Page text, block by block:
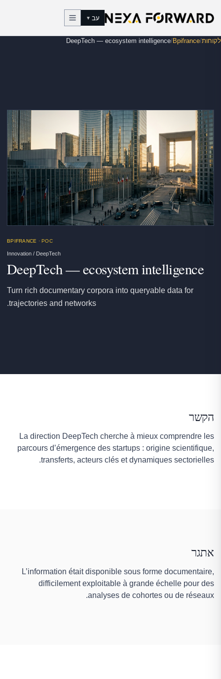
עב ▼
לקוחות/
Bpifrance
/
DeepTech — ecosystem intelligence
BPIFRANCE · POC
Innovation / DeepTech
DeepTech — ecosystem intelligence
Turn rich documentary corpora into queryable data for
trajectories and networks.
הקשר
La direction DeepTech cherche à mieux comprendre les
parcours d’émergence des startups : origine scientifique,
transferts, acteurs clés et dynamiques sectorielles.
אתגר
L’information était disponible sous forme documentaire,
difficilement exploitable à grande échelle pour des
analyses de cohortes ou de réseaux.